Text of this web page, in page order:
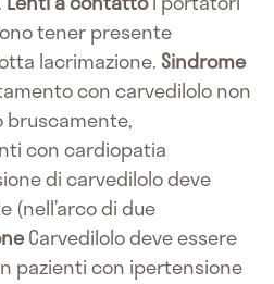
tener presente
lacrimazione. Sindrome
con carvedilolo non
con cardiopatia
di carvedilolo deve
(nell’arco di due
Carvedilolo deve essere
pazienti con ipertensione